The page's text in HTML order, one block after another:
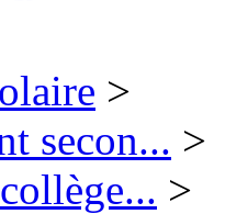
>
secon... >
>